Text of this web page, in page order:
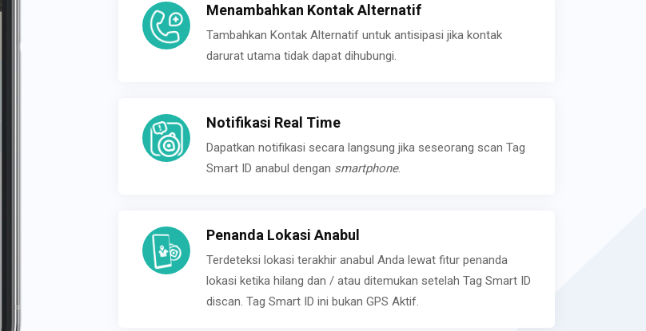
Menambahkan Kontak Alternatif
Tambahkan Kontak Alternatif untuk antisipasi jika kontak
darurat utama tidak dapat dihubungi.
Notifikasi Real Time
Dapatkan notifikasi secara langsung jika seseorang scan Tag
Smart ID anabul dengan smartphone.
Penanda Lokasi Anabul
Terdeteksi lokasi terakhir anabul Anda lewat fitur penanda
lokasi ketika hilang dan / atau ditemukan setelah Tag Smart ID
discan. Tag Smart ID ini bukan GPS Aktif.